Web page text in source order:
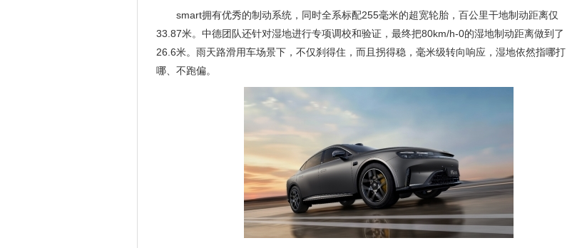
smart拥有优秀的制动系统，同时全系标配255毫米的超宽轮胎，百公里干地制动距离仅
33.87米。中德团队还针对湿地进行专项调校和验证，最终把80km/h-0的湿地制动距离做到了
26.6米。雨天路滑用车场景下，不仅刹得住，而且拐得稳，毫米级转向响应，湿地依然指哪打
哪、不跑偏。